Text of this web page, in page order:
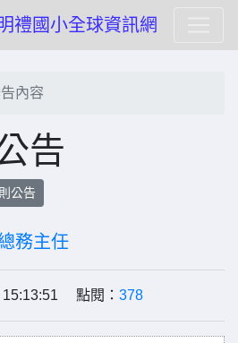
禮國小全球資訊網
內容
告
公告
務主任
15:13:51 點閱： 378